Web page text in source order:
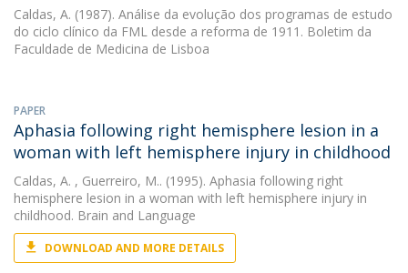
Caldas, A. (1987). Análise da evolução dos programas de estudo
do ciclo clínico da FML desde a reforma de 1911. Boletim da
Faculdade de Medicina de Lisboa
PAPER
Aphasia following right hemisphere lesion in a
woman with left hemisphere injury in childhood
Caldas, A. , Guerreiro, M.. (1995). Aphasia following right
hemisphere lesion in a woman with left hemisphere injury in
childhood. Brain and Language
DOWNLOAD AND MORE DETAILS